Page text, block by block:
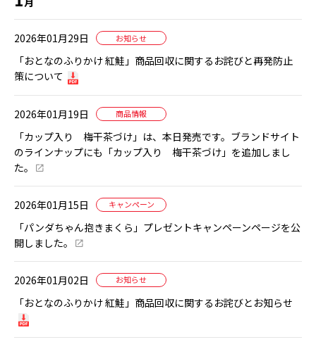
2026年01月29日 お知らせ
「おとなのふりかけ 紅鮭」商品回収に関するお詫びと再発防止
策について
2026年01月19日 商品情報
「カップ入り 梅干茶づけ」は、本日発売です。ブランドサイト
のラインナップにも「カップ入り 梅干茶づけ」を追加しまし
た。
2026年01月15日 キャンペーン
「パンダちゃん抱きまくら」プレゼントキャンペーンページを公
開しました。
2026年01月02日 お知らせ
「おとなのふりかけ 紅鮭」商品回収に関するお詫びとお知らせ